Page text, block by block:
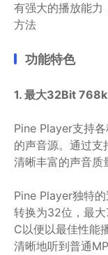
有强大的播放能力
方法
功能特色
1. 最大32Bit
Pine Player支持
的声音源。通过
清晰丰富的声音质
Pine Player独特
转换为32位，最
C以便以最佳性能
清晰地听到普通